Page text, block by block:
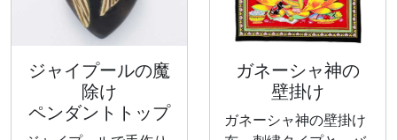
ジャイプールの魔
除け
ペンダントトップ
ガネーシャ神の
壁掛け
ガネーシャ神の壁掛け